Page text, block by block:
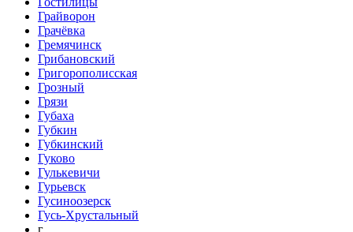
Грайворон
Грачёвка
Гремячинск
Грибановский
Григорополисская
Грозный
Грязи
Губаха
Губкин
Губкинский
Гуково
Гулькевичи
Гурьевск
Гусиноозерск
Гусь-Хрустальный
г